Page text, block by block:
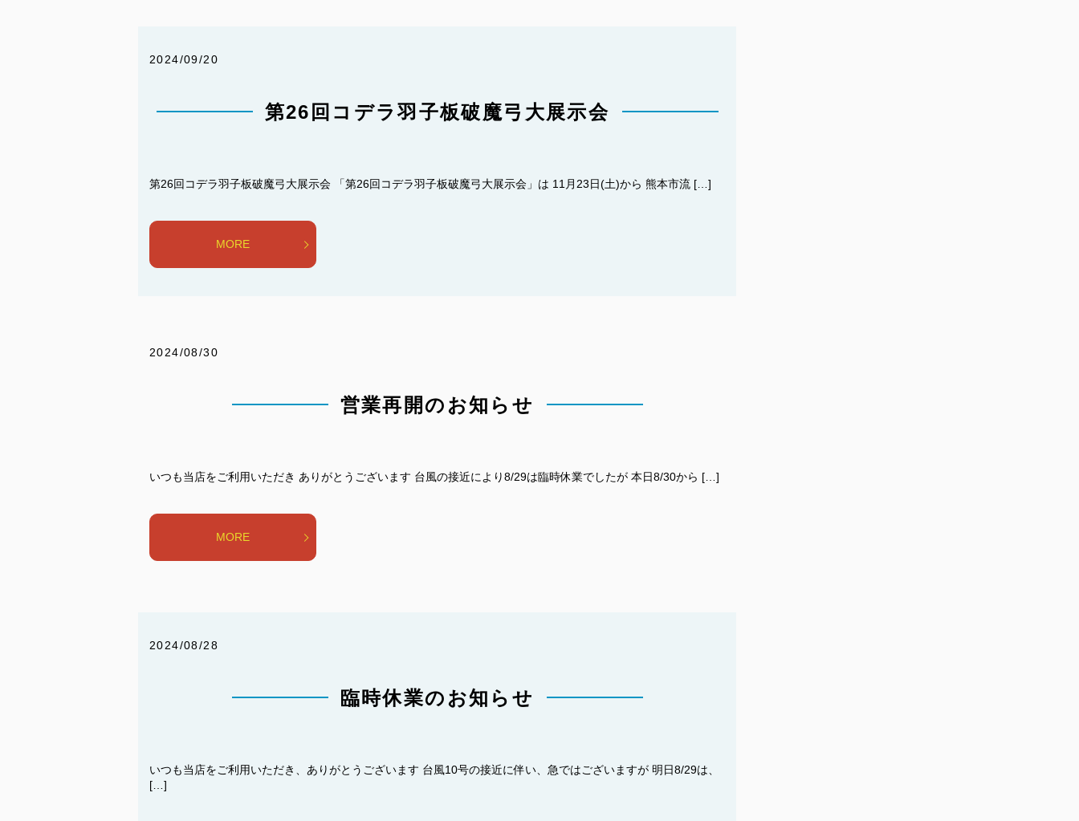
2024/09/20
第26回コデラ羽子板破魔弓大展示会
第26回コデラ羽子板破魔弓大展示会 「第26回コデラ羽子板破魔弓大展示会」は 11月23日(土)から 熊本市流 […]
MORE
2024/08/30
営業再開のお知らせ
いつも当店をご利用いただき ありがとうございます 台風の接近により8/29は臨時休業でしたが 本日8/30から […]
MORE
2024/08/28
臨時休業のお知らせ
いつも当店をご利用いただき、ありがとうございます 台風10号の接近に伴い、急ではございますが 明日8/29は、
[…]